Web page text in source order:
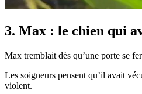
3. Max : le chien qui
Max tremblait dès qu’une porte se
Les soigneurs pensent qu’il avait
violent.